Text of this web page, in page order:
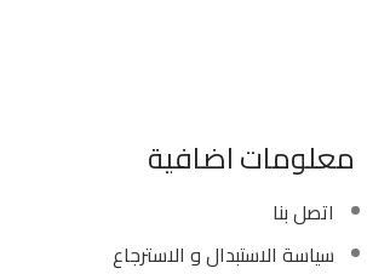
معلومات اضافية
اتصل بنا
سياسة الاستبدال و الاسترجاع